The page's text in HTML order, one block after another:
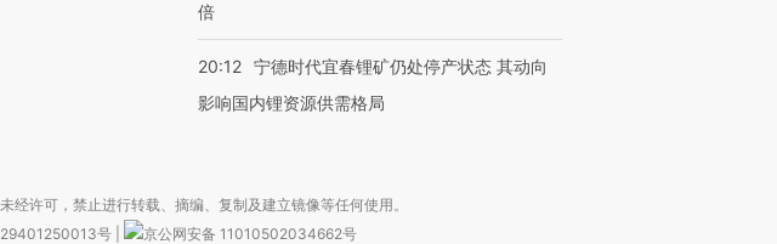
倍
20:12 宁德时代宜春锂矿仍处停产状态 其动向
影响国内锂资源供需格局
许可，禁止进行转载、摘编、复制及建立镜像等任何使用。
号
京公网安备 11010502034662号